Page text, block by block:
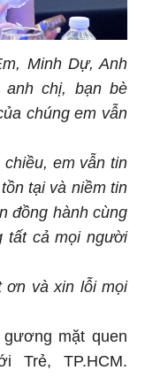
Minh Dự, Anh
anh chị, bạn bè
chúng em vẫn
em vẫn tin
tại và niềm tin
đồng hành cùng
tất cả mọi người
ơn và xin lỗi mọi
mặt quen
Trẻ, TP.HCM.